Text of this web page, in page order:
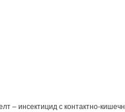
– инсектицид с контактно-